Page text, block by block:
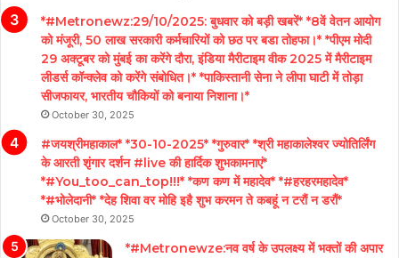
*#Metronewz:29/10/2025: बुधवार को बड़ी खबरें* *8वें वेतन आयोग
को मंजूरी, 50 लाख सरकारी कर्मचारियों को छठ पर बडा तोहफा।* *पीएम मोदी
29 अक्टूबर को मुंबई का करेंगे दौरा, इंडिया मैरीटाइम वीक 2025 में मैरीटाइम
लीडर्स कॉन्क्लेव को करेंगे संबोधित।* *पाकिस्तानी सेना ने लीपा घाटी में तोड़ा
सीजफायर, भारतीय चौकियों को बनाया निशाना।*
October 30, 2025
#जयश्रीमहाकाल* *30-10-2025* *गुरुवार* *श्री महाकालेश्वर ज्योतिर्लिंग
के आरती शृंगार दर्शन #live की हार्दिक शुभकामनाएं*
*#You_too_can_top!!!* *कण कण में महादेव* *#हरहरमहादेव*
*#भोलेदानी* *देह शिवा वर मोहि इहै शुभ करमन ते कबहूं न टरौं न डरौं*
October 30, 2025
*#Metronewze:नव वर्ष के उपलक्ष्य में भक्तों की अपार